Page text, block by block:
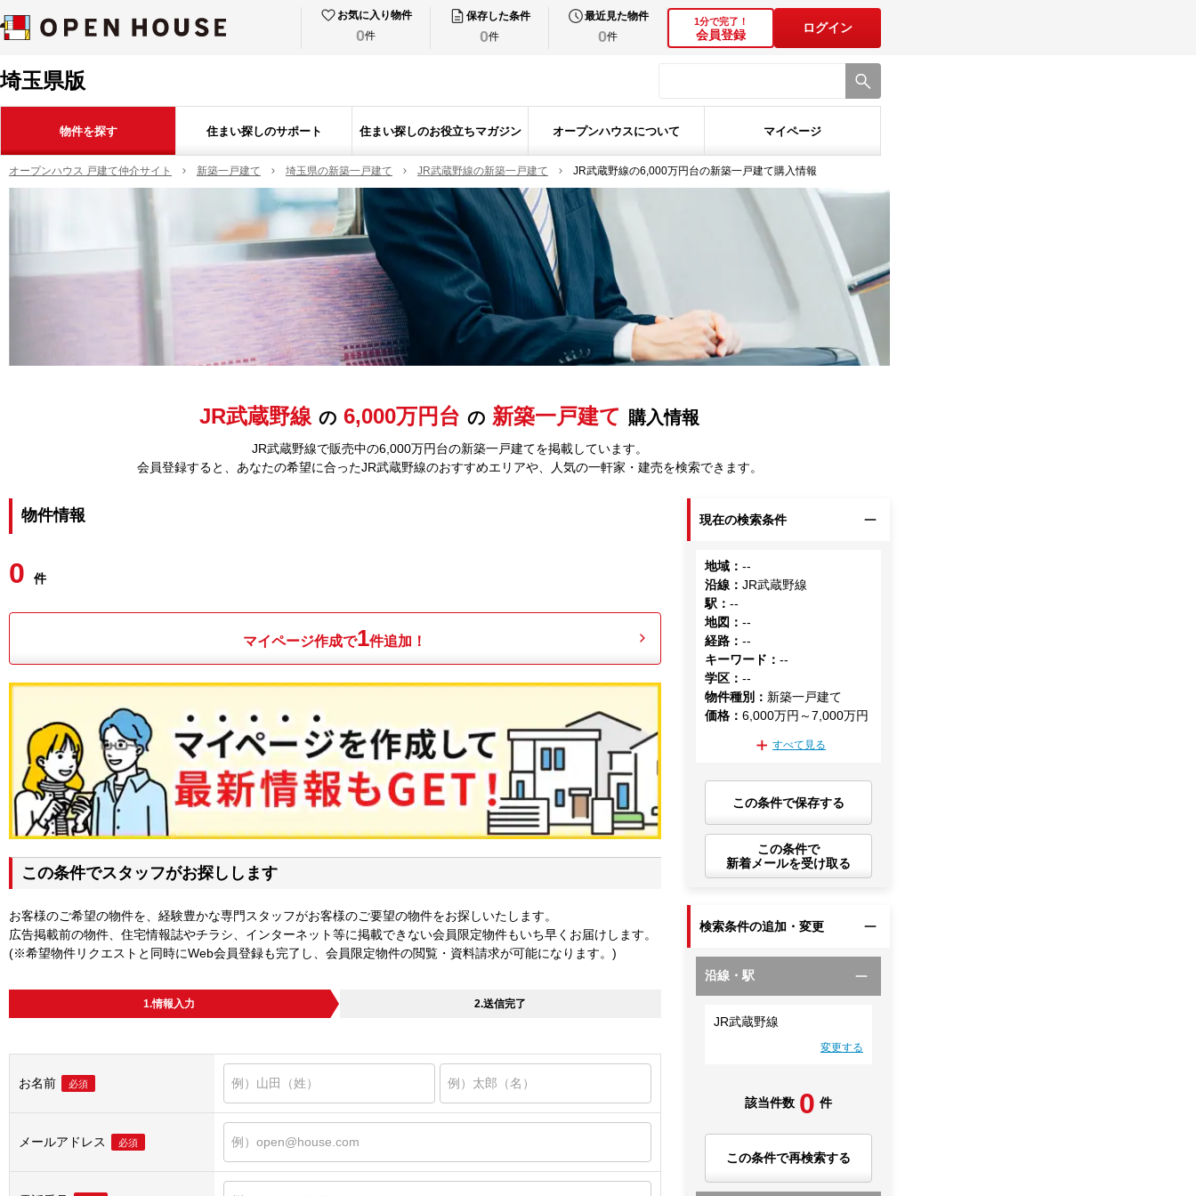
お気に入り物件
0件
保存した条件
0件
最近見た物件
0件
1分で完了！
会員登録
ログイン
埼玉県版
物件を探す 住まい探しのサポート 住まい探しのお役立ちマガジン オープンハウスについて マイページ
オープンハウス 戸建て仲介サイト 新築一戸建て 埼玉県の新築一戸建て JR武蔵野線の新築一戸建て JR武蔵野線の6,000万円台の新築一戸建て購入情報
JR武蔵野線 の 6,000万円台 の 新築一戸建て 購入情報
JR武蔵野線で販売中の6,000万円台の新築一戸建てを掲載しています。
会員登録すると、あなたの希望に合ったJR武蔵野線のおすすめエリアや、人気の一軒家・建売を検索できます。
物件情報
0 件
マイページ作成で1件追加！
この条件でスタッフがお探しします
お客様のご希望の物件を、経験豊かな専門スタッフがお客様のご要望の物件をお探しいたします。
広告掲載前の物件、住宅情報誌やチラシ、インターネット等に掲載できない会員限定物件もいち早くお届けします。
(※希望物件リクエストと同時にWeb会員登録も完了し、会員限定物件の閲覧・資料請求が可能になります。)
1.情報入力 2.送信完了
お名前 必須
メールアドレス 必須
現在の検索条件
地域 ：--
沿線 ：JR武蔵野線
駅 ：--
地図 ：--
経路 ：--
キーワード ：--
学区 ：--
物件種別 ： 新築一戸建て
価格 ：6,000万円～7,000万円
すべて見る
この条件で保存する
この条件で
新着メールを受け取る
検索条件の追加・変更
沿線・駅
JR武蔵野線
変更する
該当件数 0 件
この条件で再検索する